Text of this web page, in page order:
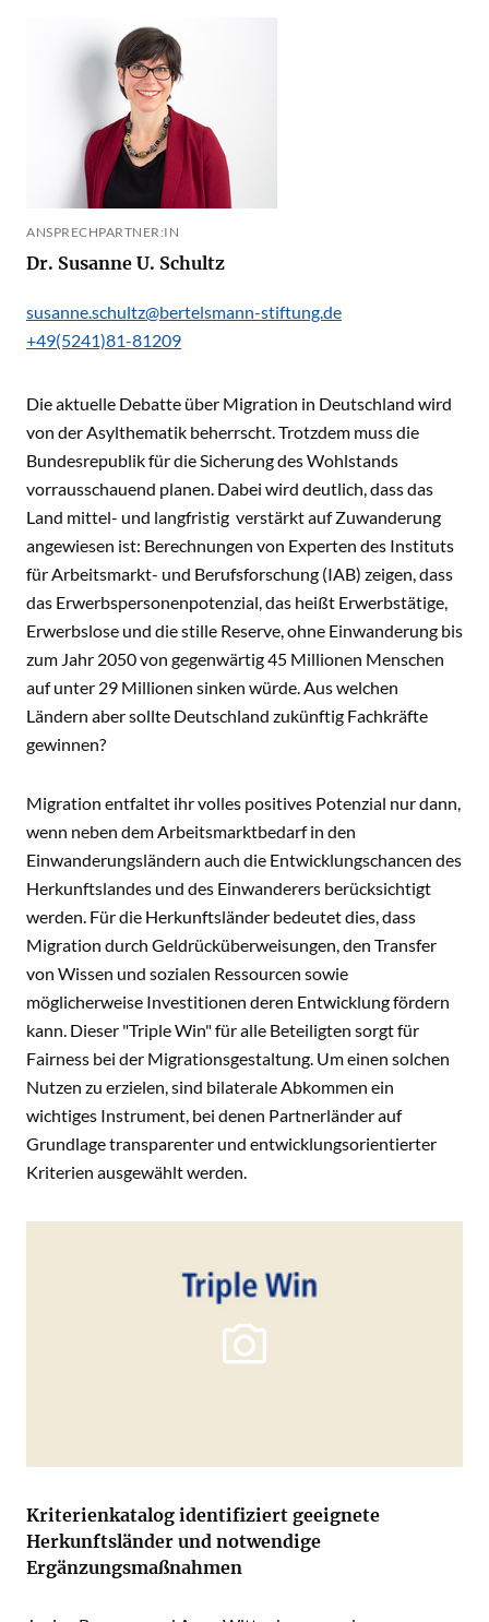
ANSPRECHPARTNER:IN
Dr. Susanne U. Schultz
susanne.schultz@bertelsmann-stiftung.de
+49(5241)81-81209
Die aktuelle Debatte über Migration in Deutschland wird
von der Asylthematik beherrscht. Trotzdem muss die
Bundesrepublik für die Sicherung des Wohlstands
vorrausschauend planen. Dabei wird deutlich, dass das
Land mittel- und langfristig verstärkt auf Zuwanderung
angewiesen ist: Berechnungen von Experten des Instituts
für Arbeitsmarkt- und Berufsforschung (IAB) zeigen, dass
das Erwerbspersonenpotenzial, das heißt Erwerbstätige,
Erwerbslose und die stille Reserve, ohne Einwanderung bis
zum Jahr 2050 von gegenwärtig 45 Millionen Menschen
auf unter 29 Millionen sinken würde. Aus welchen
Ländern aber sollte Deutschland zukünftig Fachkräfte
gewinnen?
Migration entfaltet ihr volles positives Potenzial nur dann,
wenn neben dem Arbeitsmarktbedarf in den
Einwanderungsländern auch die Entwicklungschancen des
Herkunftslandes und des Einwanderers berücksichtigt
werden. Für die Herkunftsländer bedeutet dies, dass
Migration durch Geldrücküberweisungen, den Transfer
von Wissen und sozialen Ressourcen sowie
möglicherweise Investitionen deren Entwicklung fördern
kann. Dieser "Triple Win" für alle Beteiligten sorgt für
Fairness bei der Migrationsgestaltung. Um einen solchen
Nutzen zu erzielen, sind bilaterale Abkommen ein
wichtiges Instrument, bei denen Partnerländer auf
Grundlage transparenter und entwicklungsorientierter
Kriterien ausgewählt werden.
Kriterienkatalog identifiziert geeignete
Herkunftsländer und notwendige
Ergänzungsmaßnahmen